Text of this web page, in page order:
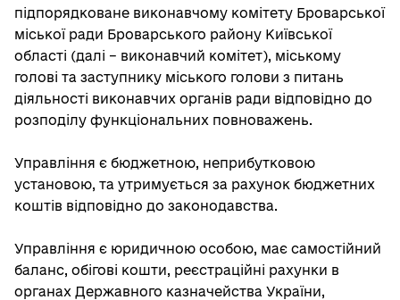
підпорядковане виконавчому комітету Броварської
міської ради Броварського району Київської
області (далі – виконавчий комітет), міському
голові та заступнику міського голови з питань
діяльності виконавчих органів ради відповідно до
розподілу функціональних повноважень.
Управління є бюджетною, неприбутковою
установою, та утримується за рахунок бюджетних
коштів відповідно до законодавства.
Управління є юридичною особою, має самостійний
баланс, обігові кошти, реєстраційні рахунки в
органах Державного казначейства України,